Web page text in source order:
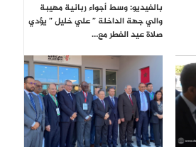
بالفيديو: وسط أجواء ربانية مهيبة
والي جهة الداخلة ” علي خليل ” يؤدي
صلاة عيد الفطر مع…